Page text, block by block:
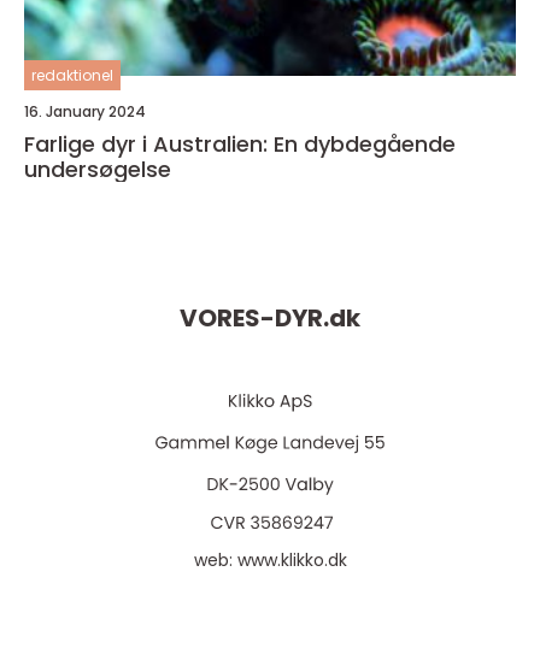
redaktionel
16. January 2024
Farlige dyr i Australien: En dybdegående
undersøgelse
VORES-DYR.dk
web: www.klikko.dk